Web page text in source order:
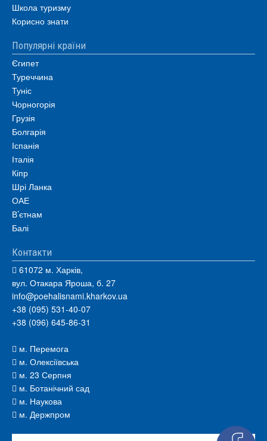
Школа туризму
Корисно знати
Популярні країни
Єгипет
Туреччина
Туніс
Чорногорія
Грузія
Болгарія
Іспанія
Італія
Кіпр
Шрі Ланка
ОАЕ
В’єтнам
Балі
Контакти
61072 м. Харків,
вул. Отакара Яроша, б. 27
info@poehalisnami.kharkov.ua
+38 (095) 531-40-07
+38 (096) 645-86-31
м. Перемога
м. Олексіївська
м. 23 Серпня
м. Ботанічний сад
м. Наукова
м. Держпром